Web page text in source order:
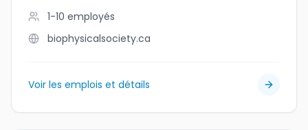
1-10 employés
biophysicalsociety.ca
Voir les emplois et détails